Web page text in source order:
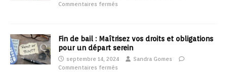
Commentaires fermés
Fin de bail : Maîtrisez vos droits et obligations
pour un départ serein
septembre 14, 2024
Sandra Gomes
Commentaires fermés